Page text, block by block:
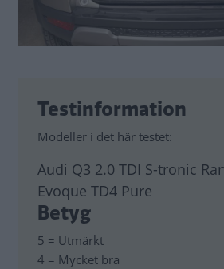
Testinformation
Modeller i det här testet:
Audi Q3 2.0 TDI S-tronic
Evoque TD4 Pure
Betyg
5 = Utmärkt
4 = Mycket bra